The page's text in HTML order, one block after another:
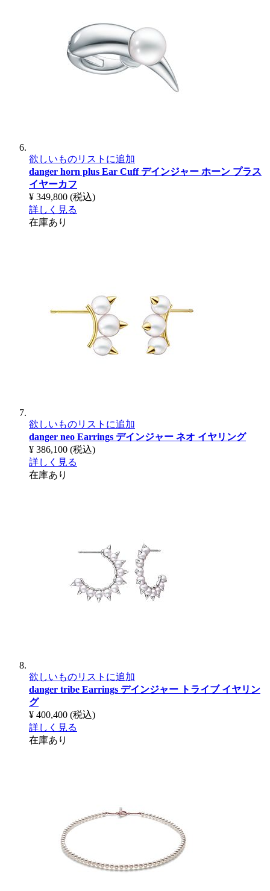
欲しいものリストに追加
danger horn plus Ear Cuffデインジャー ホーン プラス
イヤーカフ
¥ 349,800 (税込)
詳しく見る
在庫あり
欲しいものリストに追加
danger neo Earrings デインジャー ネオ イヤリング
¥ 386,100 (税込)
詳しく見る
在庫あり
欲しいものリストに追加
danger tribe Earrings デインジャー トライブ イヤリン
グ
¥ 400,400 (税込)
詳しく見る
在庫あり